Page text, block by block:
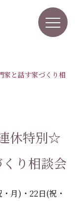
家と話す家づくり相
休特別☆
り相談会
月)・22日(祝・